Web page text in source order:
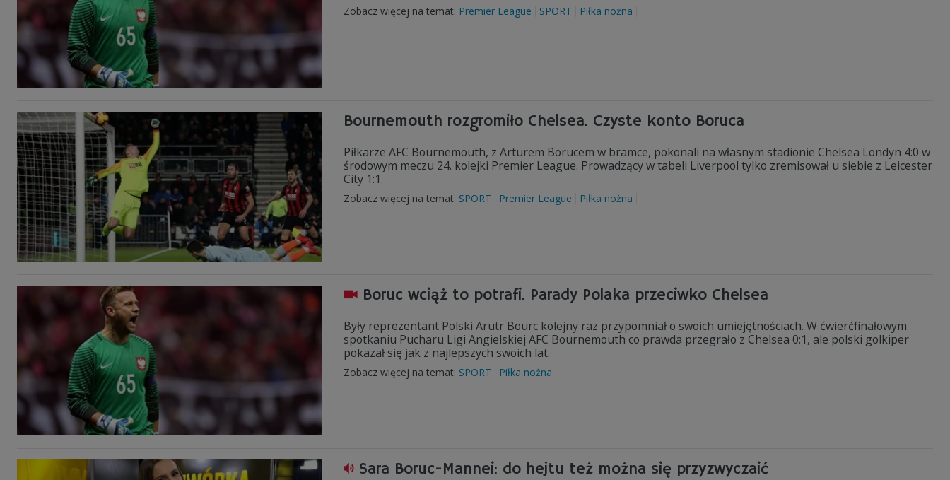
Zobacz więcej na temat: Premier League SPORT Piłka nożna
Bournemouth rozgromiło Chelsea. Czyste konto Boruca
Piłkarze AFC Bournemouth, z Arturem Borucem w bramce, pokonali na własnym stadionie Chelsea Londyn 4:0 w
środowym meczu 24. kolejki Premier League. Prowadzący w tabeli Liverpool tylko zremisował u siebie z Leicester
City 1:1.
Zobacz więcej na temat: SPORT Premier League Piłka nożna
Boruc wciąż to potrafi. Parady Polaka przeciwko Chelsea
Były reprezentant Polski Arutr Bourc kolejny raz przypomniał o swoich umiejętnościach. W ćwierćfinałowym
spotkaniu Pucharu Ligi Angielskiej AFC Bournemouth co prawda przegrało z Chelsea 0:1, ale polski golkiper
pokazał się jak z najlepszych swoich lat.
Zobacz więcej na temat: SPORT Piłka nożna
Sara Boruc-Mannei: do hejtu też można się przyzwyczaić